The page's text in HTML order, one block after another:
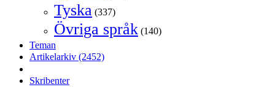
Tyska (337)
Övriga språk (140)
Teman
Artikelarkiv (2452)
Skribenter